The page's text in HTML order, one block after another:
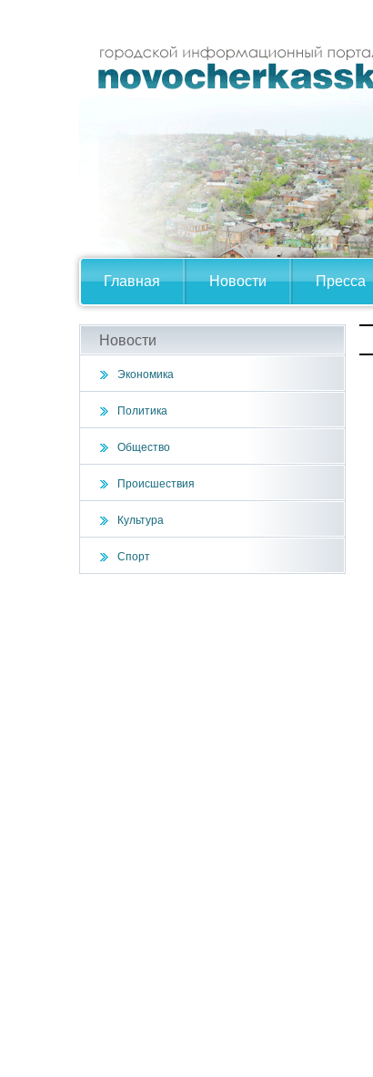
Главная Новости Пресса
Новости
Экономика
Политика
Общество
Происшествия
Культура
Спорт